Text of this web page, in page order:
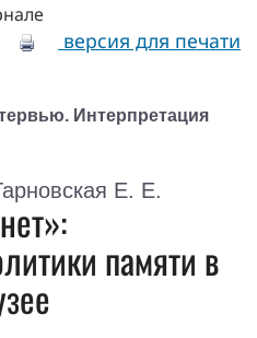
версия для печати
Интерпретация
Е. Е.
памяти в